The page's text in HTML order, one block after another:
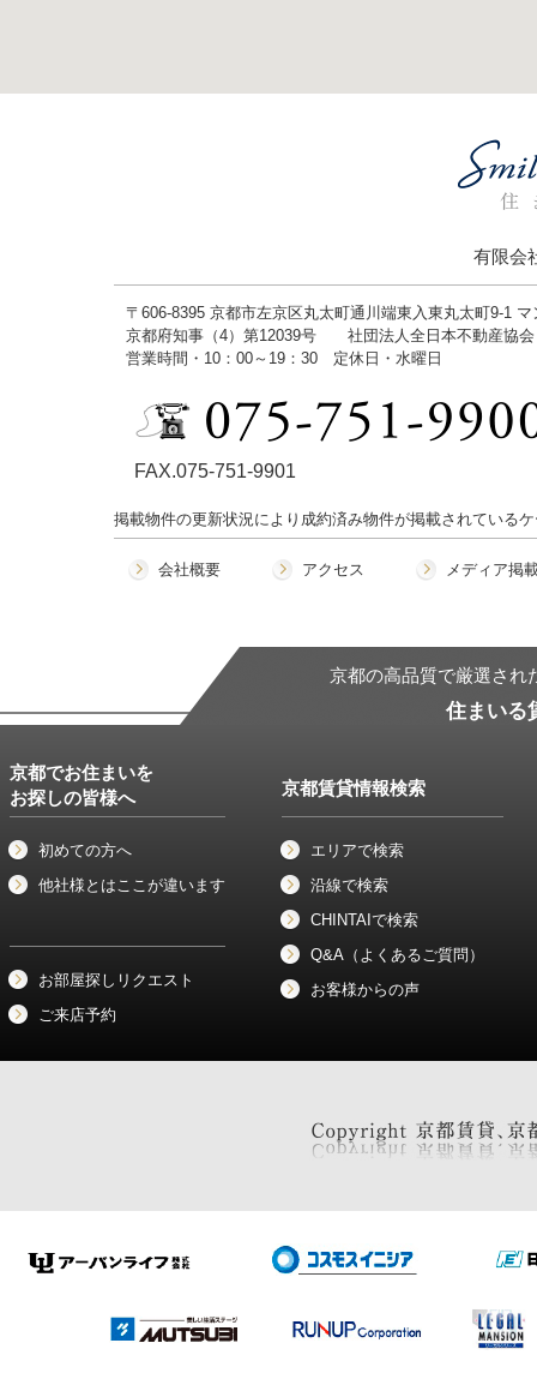
有限会
〒606-8395 京都市左京区丸太町通川端東入東丸太町9-1
京都府知事（4）第12039号 社団法人全日本不動産協会
営業時間・10：00～19：30 定休日・水曜日
FAX.075-751-9901
掲載物件の更新状況により成約済み物件が掲載されている
会社概要 アクセス メディア掲
住まいる
京都の高品質で厳選され
京都でお住まいを
お探しの皆様へ
初めての方へ
他社様とはここが違います
お部屋探しリクエスト
ご来店予約
京都賃貸情報検索
エリアで検索
沿線で検索
CHINTAIで検索
Q&A（よくあるご質問）
お客様からの声